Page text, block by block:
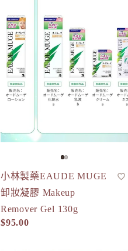
卸妝
小林製藥EAUDE MUGE
卸妝凝膠 Makeup
Remover Gel 130g
$95.00